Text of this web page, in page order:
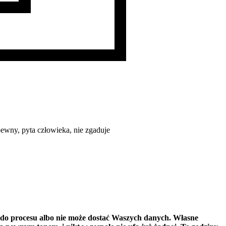
pyta człowieka, nie zgaduje
procesu albo nie może dostać Waszych danych. Własne